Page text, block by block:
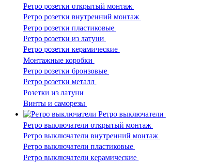
Ретро розетки открытый монтаж
Ретро розетки внутренний монтаж
Ретро розетки пластиковые
Ретро розетки из латуни
Ретро розетки керамические
Монтажные коробки
Ретро розетки бронзовые
Ретро розетки металл
Розетки из латуни
Винты и саморезы
Ретро выключатели
Ретро выключатели открытый монтаж
Ретро выключатели внутренний монтаж
Ретро выключатели пластиковые
Ретро выключатели керамические